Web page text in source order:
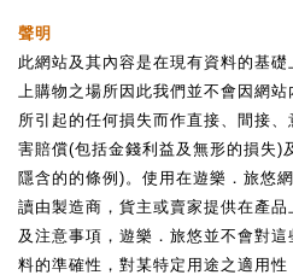
聲明
此網站及其內容是在現有資料的基
上購物之場所因此我們並不會因網
所引起的任何損失而作直接、間接
害賠償(包括金錢利益及無形的損失)
隱含的的條例) 。使用在遊樂．旅悠
讀由製造商，貨主或賣家提供在產
及注意事項，遊樂．旅悠並不會對
料的準確性，對某特定用途之適用